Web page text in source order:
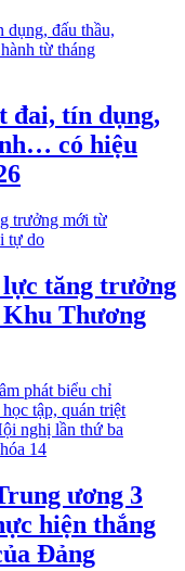
đai, tín dụng,
có hiệu
tăng trưởng
Thương
ương 3
hiện thắng
Đảng